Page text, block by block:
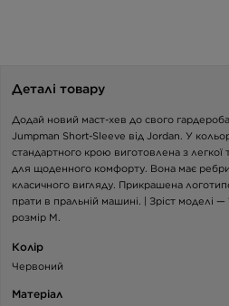
Деталі товару
Додай новий маст-хев до свого
Jumpman Short-Sleeve від Jordan. У
стандартного крою виготовлена з легкої
для щоденного комфорту. Вона має
класичного вигляду. Прикрашена
прати в пральній машині. | Зріст моделі
розмір M.
Колір
Червоний
Матеріал